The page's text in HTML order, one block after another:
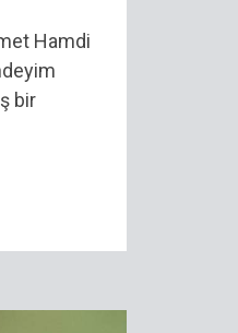
Hamdi
bir